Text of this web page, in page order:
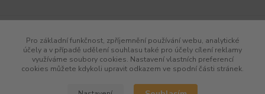
Pro základní funkčnost, zpříjemnění používání webu, analytické
účely a v případě udělení souhlasu také pro účely cílení reklamy
využíváme soubory cookies. Nastavení vlastních preferencí
cookies můžete kdykoli upravit odkazem ve spodní části stránek.